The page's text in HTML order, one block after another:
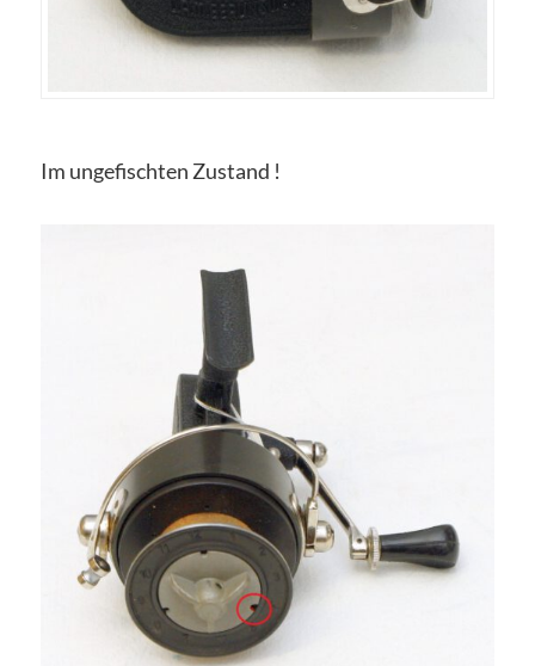
Im ungefischten Zustand !